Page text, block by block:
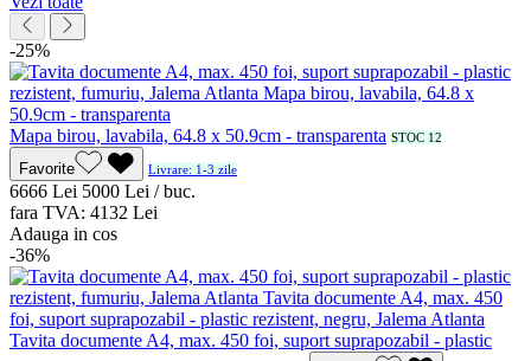
-25%
Mapa birou, lavabila, 64.8 x 50.9cm - transparenta STOC 12
Favorite Livrare: 1-3 zile
6666 Lei 5000 Lei / buc.
fara TVA: 4132 Lei
Adauga in cos
-36%
Tavita documente A4, max. 450 foi, suport suprapozabil - plastic